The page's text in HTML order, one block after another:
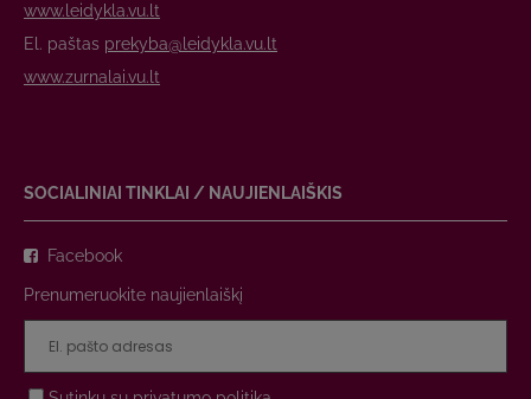
www.leidykla.vu.lt
El. paštas prekyba@leidykla.vu.lt
www.zurnalai.vu.lt
SOCIALINIAI TINKLAI / NAUJIENLAIŠKIS
Facebook
Prenumeruokite naujienlaiškį